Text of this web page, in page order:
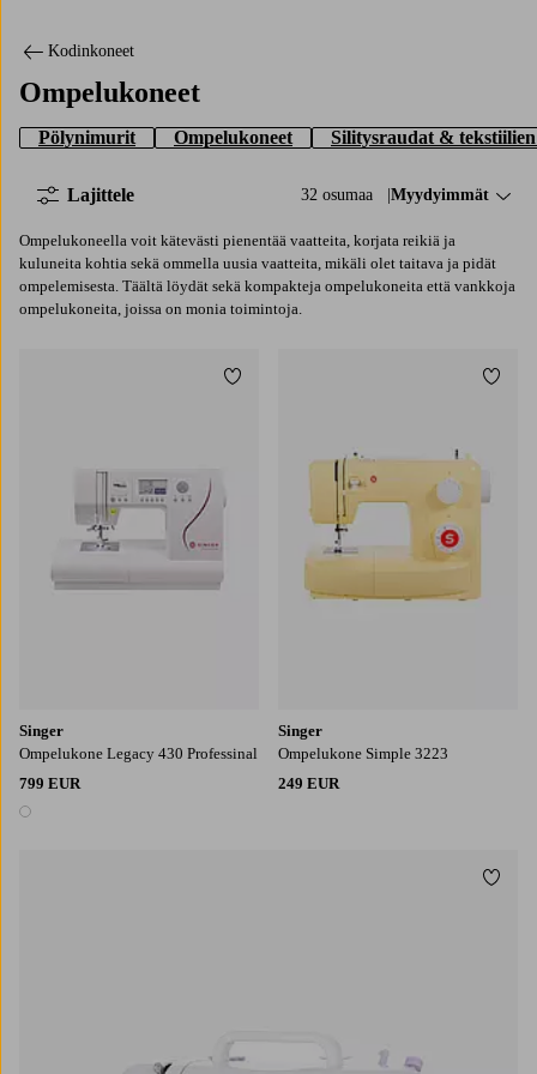
Kodinkoneet
Ompelukoneet
Pölynimurit Ompelukoneet Silitysraudat &
32 osumaa Lajittele:
Myydyimmät
Lajittele
Ompelukoneella voit kätevästi pienentää vaatteita, korjata reikiä ja
kuluneita kohtia sekä ommella uusia vaatteita, mikäli olet taitava ja pidät
ompelemisesta. Täältä löydät sekä kompakteja ompelukoneita että vankkoja
ompelukoneita, joissa on monia toimintoja.
Singer
Ompelukone Legacy 430 Professinal
799 EUR
1 väri
Lisää suosikkeihin
Singer
Ompelukone Simple 3223
249 EUR